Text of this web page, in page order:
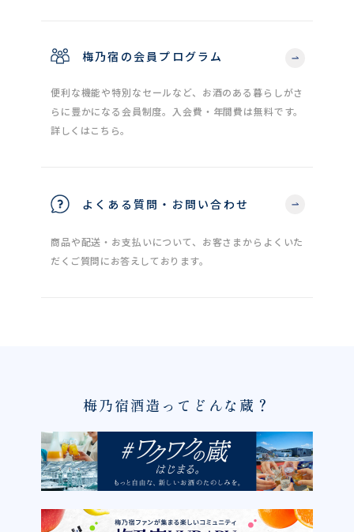
梅乃宿の会員プログラム
便利な機能や特別なセールなど、お酒のある暮らしがさ
らに豊かになる会員制度。入会費・年間費は無料です。
詳しくはこちら。
よくある質問・お問い合わせ
商品や配送・お支払いについて、お客さまからよくいた
だくご質問にお答えしております。
梅乃宿酒造ってどんな蔵？